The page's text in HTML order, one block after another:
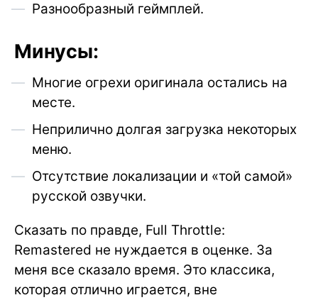
Разнообразный геймплей.
Минусы:
Многие огрехи оригинала остались на
месте.
Неприлично долгая загрузка некоторых
меню.
Отсутствие локализации и «той самой»
русской озвучки.
Сказать по правде, Full Throttle:
Remastered не нуждается в оценке. За
меня все сказало время. Это классика,
которая отлично играется, вне